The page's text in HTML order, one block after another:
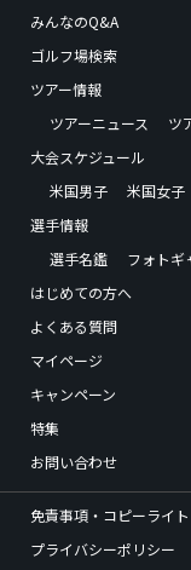
みんなのQ&A
ゴルフ場検索
ツアー情報
ツアーニュース
ツ
大会スケジュール
米国男子
米国女子
選手情報
選手名鑑
フォトギ
はじめての方へ
よくある質問
マイページ
キャンペーン
特集
お問い合わせ
免責事項・コピーライト
プライバシーポリシー